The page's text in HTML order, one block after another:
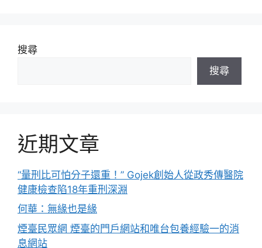
搜尋
搜尋
近期文章
“量刑比可怕分子還重！” Gojek創始人從政秀傳醫院
健康檢查陷18年重刑深淵
何華：無緣也是緣
煙臺民眾網 煙臺的門戶網站和唯台包養經驗一的消
息網站